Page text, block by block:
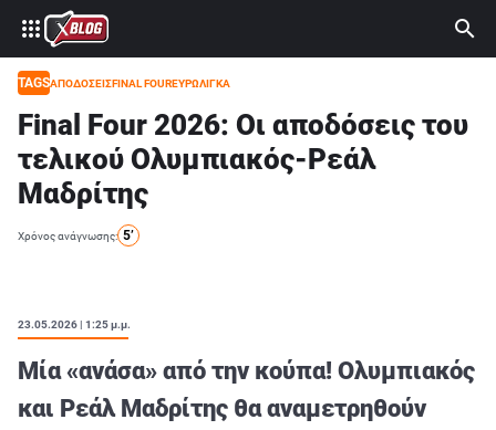
⚽ ΜΟΥΝΤΙΑΛ 2026
ΣΤΟΙΧΗΜΑ
CASINO
ΠΡΟΓΝΩΣΤΙΚΑ ΤIPSTERS
ΠΡΟΓΝΩΣΤΙΚΑ ΚΑΤΗΓΟΡΙΕΣ
TSILI LEAGUE
RETRO
BLOGS
TAGSΑΠΟΔΟΣΕΙΣFINAL FOURΕΥΡΩΛΙΓΚΑ
Final Four 2026: Οι αποδόσεις του
τελικού Ολυμπιακός-Ρεάλ
Μαδρίτης
Χρόνος ανάγνωσης: 5’
23.05.2026 | 1:25 μ.μ.
Μία «ανάσα» από την κούπα! Ολυμπιακός
και Ρεάλ Μαδρίτης θα αναμετρηθούν